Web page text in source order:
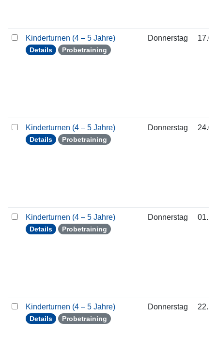
Kinderturnen (4 – 5 Jahre)
Details Probetraining
Donnerstag
Kinderturnen (4 – 5 Jahre)
Details Probetraining
Donnerstag
Kinderturnen (4 – 5 Jahre)
Details Probetraining
Donnerstag
Kinderturnen (4 – 5 Jahre)
Details Probetraining
Donnerstag